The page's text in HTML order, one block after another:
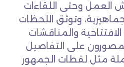
العمل وحتى اللقاءات
وتوثق اللحظات
والمناقشات
المصورون على التفاصيل
مثل لقطات الجمهور